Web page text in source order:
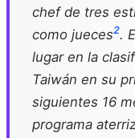
chef de tres
como jueces2.
lugar en la
Taiwán en su
siguientes 16
programa